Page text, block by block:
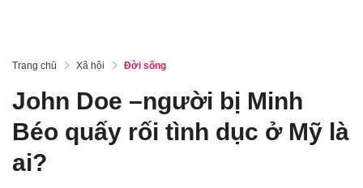
Trang chủ Xã hội Đời sống
John Doe –người bị Minh
Béo quấy rối tình dục ở Mỹ là
ai?